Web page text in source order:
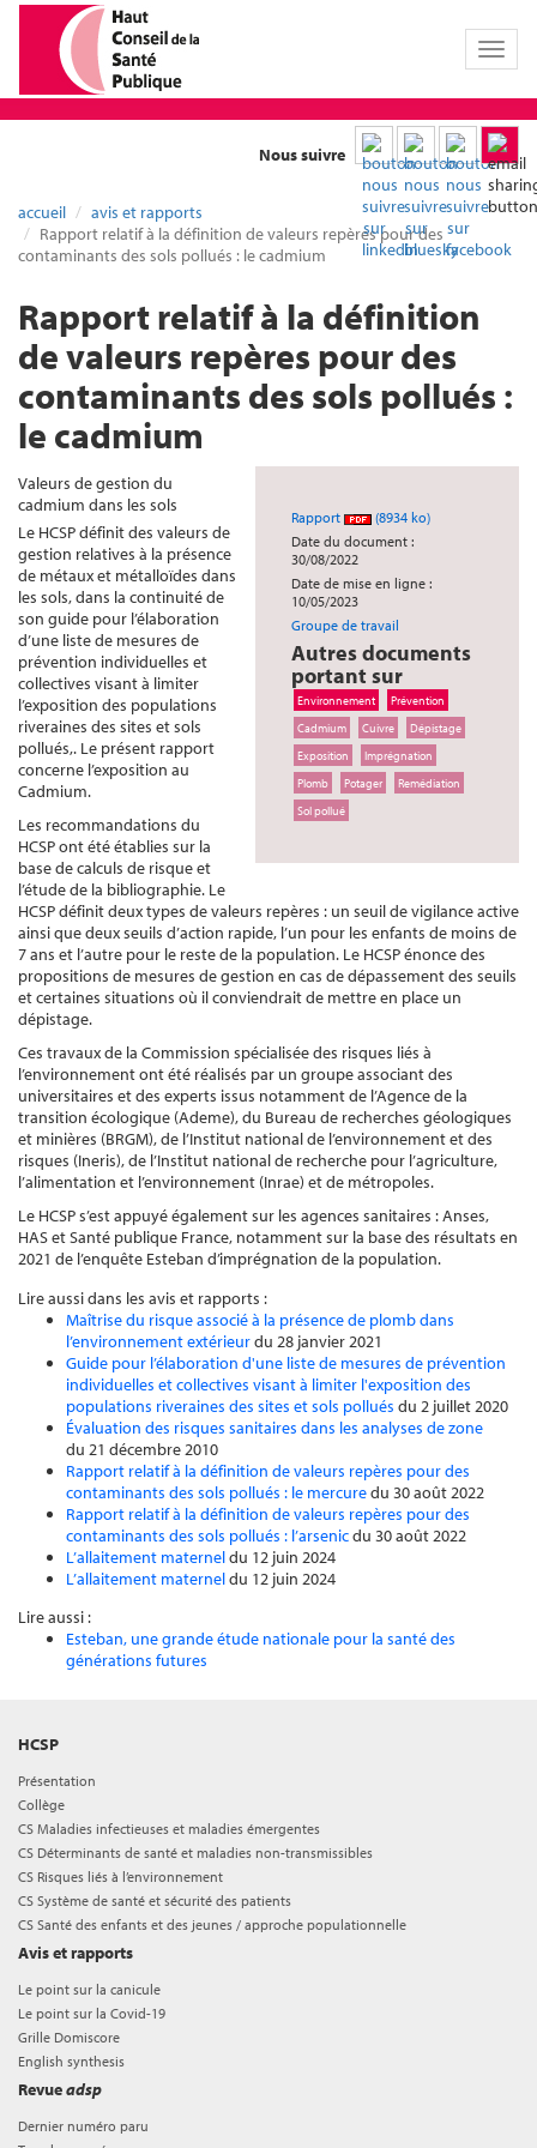
Toggle
Nous suivre
accueil
avis et rapports
Rapport relatif à la définition de valeurs repères pour des
contaminants des sols pollués : le cadmium
Rapport relatif à la définition
de valeurs repères pour des
contaminants des sols pollués :
le cadmium
Rapport
(8934 ko)
Date du document :
30/08/2022
Date de mise en ligne :
10/05/2023
Groupe de travail
Autres documents
portant sur
Environnement
Prévention
Cadmium
Cuivre
Dépistage
Exposition
Imprégnation
Plomb
Potager
Remédiation
Sol pollué
Valeurs de gestion du
cadmium dans les sols
Le HCSP définit des valeurs de
gestion relatives à la présence
de métaux et métalloïdes dans
les sols, dans la continuité de
son guide pour l’élaboration
d’une liste de mesures de
prévention individuelles et
collectives visant à limiter
l’exposition des populations
riveraines des sites et sols
pollués,. Le présent rapport
concerne l’exposition au
Cadmium.
Les recommandations du
HCSP ont été établies sur la
base de calculs de risque et
l’étude de la bibliographie. Le
HCSP définit deux types de valeurs repères : un seuil de vigilance active
ainsi que deux seuils d’action rapide, l’un pour les enfants de moins de
7 ans et l’autre pour le reste de la population. Le HCSP énonce des
propositions de mesures de gestion en cas de dépassement des seuils
et certaines situations où il conviendrait de mettre en place un
dépistage.
Ces travaux de la Commission spécialisée des risques liés à
l’environnement ont été réalisés par un groupe associant des
universitaires et des experts issus notamment de l’Agence de la
transition écologique (Ademe), du Bureau de recherches géologiques
et minières (BRGM), de l’Institut national de l’environnement et des
risques (Ineris), de l’Institut national de recherche pour l’agriculture,
l’alimentation et l’environnement (Inrae) et de métropoles.
Le HCSP s’est appuyé également sur les agences sanitaires : Anses,
HAS et Santé publique France, notamment sur la base des résultats en
2021 de l’enquête Esteban d’imprégnation de la population.
Lire aussi dans les avis et rapports :
Maîtrise du risque associé à la présence de plomb dans
l’environnement extérieurdu 28 janvier 2021
Guide pour l’élaboration d'une liste de mesures de prévention
individuelles et collectives visant à limiter l'exposition des
populations riveraines des sites et sols pollués du 2 juillet 2020
Évaluation des risques sanitaires dans les analyses de zone
du 21 décembre 2010
Rapport relatif à la définition de valeurs repères pour des
contaminants des sols pollués : le mercuredu 30 août 2022
Rapport relatif à la définition de valeurs repères pour des
contaminants des sols pollués : l’arsenicdu 30 août 2022
L’allaitement materneldu 12 juin 2024
L’allaitement materneldu 12 juin 2024
Lire aussi :
Esteban, une grande étude nationale pour la santé des
générations futures
HCSP
Présentation
Collège
CS Maladies infectieuses et maladies émergentes
CS Déterminants de santé et maladies non-transmissibles
CS Risques liés à l’environnement
CS Système de santé et sécurité des patients
CS Santé des enfants et des jeunes / approche populationnelle
Avis et rapports
Le point sur la canicule
Le point sur la Covid-19
Grille Domiscore
English synthesis
Revueadsp
Dernier numéro paru